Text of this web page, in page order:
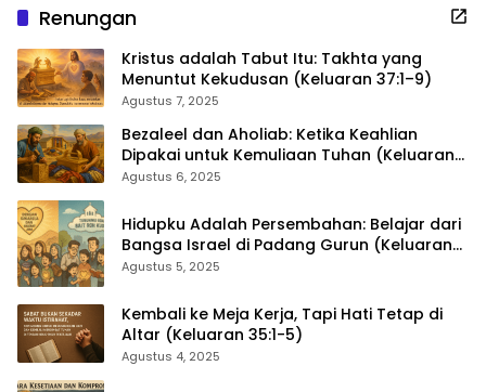
Renungan
Kristus adalah Tabut Itu: Takhta yang
Menuntut Kekudusan (Keluaran 37:1–9)
Agustus 7, 2025
Bezaleel dan Aholiab: Ketika Keahlian
Dipakai untuk Kemuliaan Tuhan (Keluaran
36:1–7)
Agustus 6, 2025
Hidupku Adalah Persembahan: Belajar dari
Bangsa Israel di Padang Gurun (Keluaran
35:4–29)
Agustus 5, 2025
Kembali ke Meja Kerja, Tapi Hati Tetap di
Altar (Keluaran 35:1-5)
Agustus 4, 2025